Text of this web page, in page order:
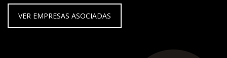
VER EMPRESAS ASOCIADAS